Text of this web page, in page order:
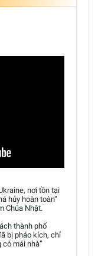
nơi tồn tại
hủy hoàn toàn”
Chúa Nhật.
thành phố
bị pháo kích, chỉ
mái nhà”